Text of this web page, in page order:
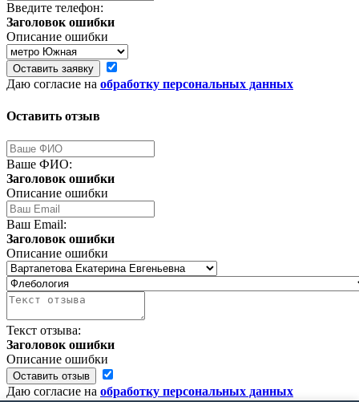
Введите телефон:
Заголовок ошибки
Описание ошибки
Оставить заявку
Даю согласие на обработку персональных данных
Оставить отзыв
Ваше ФИО:
Заголовок ошибки
Описание ошибки
Ваш Email:
Заголовок ошибки
Описание ошибки
Текст отзыва:
Заголовок ошибки
Описание ошибки
Оставить отзыв
Даю согласие на обработку персональных данных